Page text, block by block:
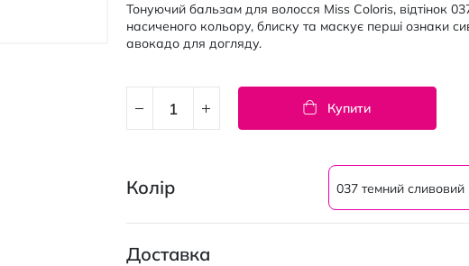
Тонуючий бальзам для волосся Miss Coloris, відтінок
насиченого кольору, блиску та маскує перші ознаки
авокадо для догляду.
Колір 037 темний сливовий
Купити
Доставка